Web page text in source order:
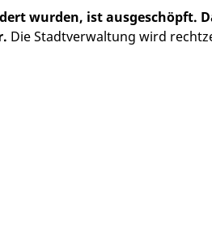
wurden, ist ausgeschöpft.
Die Stadtverwaltung wird